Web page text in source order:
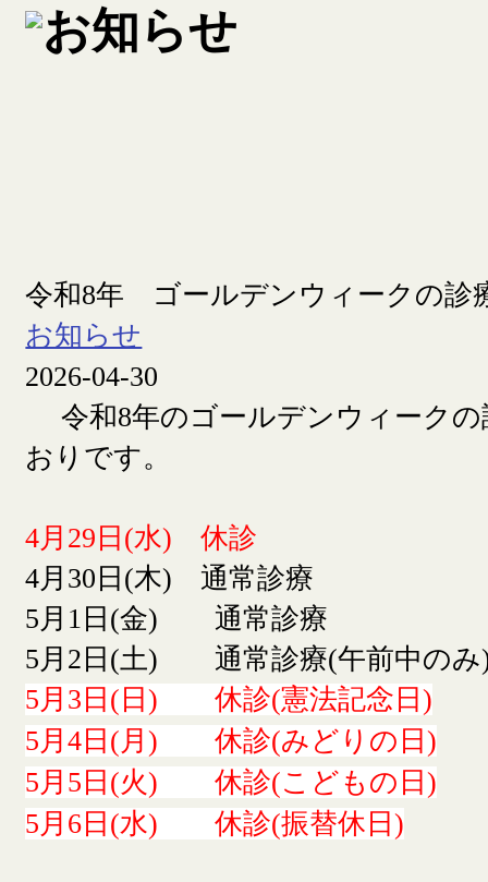
令和8年 ゴールデンウィークの診
お知らせ
2026-04-30
令和8年のゴールデンウィークの
おりです。
4月29日(水) 休診
4月30日(木) 通常診療
5月1日(金) 通常診療
5月2日(土) 通常診療(午前中のみ
5月3日(日) 休診(憲法記念日)
5月4日(月) 休診(みどりの日)
5月5日(火) 休診(こどもの日)
5月6日(水) 休診(振替休日)